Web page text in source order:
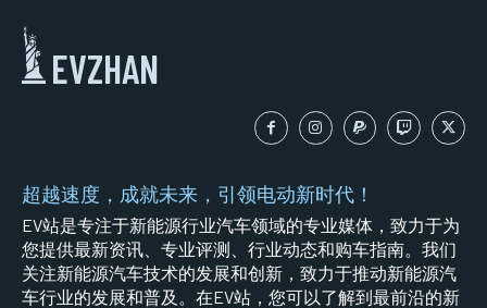
EVZHAN
超越速度，成就未来，引领电动新时代！
EV站是专注于新能源行业汽车领域的专业媒体，致力于为
您提供最新资讯、专业评测、行业动态和购车指南。我们
关注新能源汽车技术的发展和创新，致力于推动新能源汽
车行业的发展和普及。在EV站，您可以了解到最前沿的新